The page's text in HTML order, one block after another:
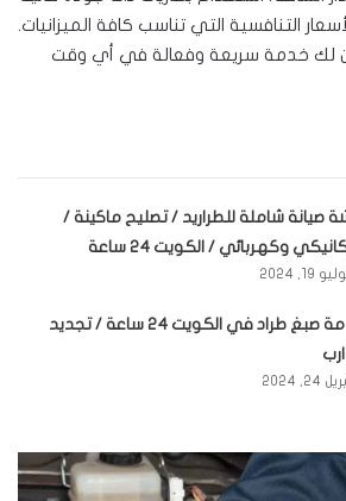
والأسعار التنافسية التي تناسب كافة الميزانيات.
لك خدمة سريعة وفعالة في أي وقت
صيانة شاملة للطراريد / تصليح ماكينة /
وكهربائي / الكويت 24 ساعة
19, 2024
خدمة صبغ طراد في الكويت 24 ساعة / تجديد
أبريل 24, 2024